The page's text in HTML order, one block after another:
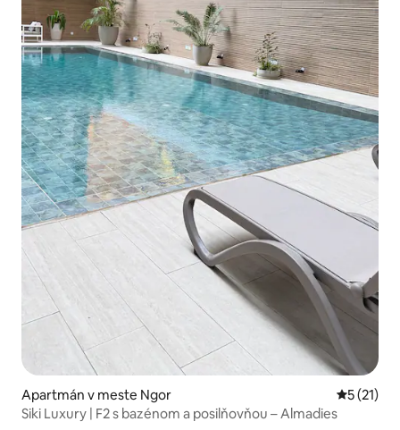
Apartmán v meste Ngor
5 (21)
Siki Luxury | F2 s bazénom a posilňovňou – Almadies